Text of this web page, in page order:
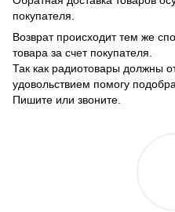
покупателя.
Возврат происходит тем же
товара за счет покупателя.
Так как радиотовары должны
удовольствием помогу
Пишите или звоните.